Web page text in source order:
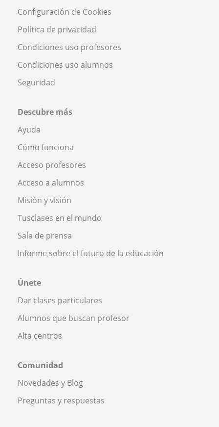
Configuración de Cookies
Política de privacidad
Condiciones uso profesores
Condiciones uso alumnos
Seguridad
Descubre más
Ayuda
Cómo funciona
Acceso profesores
Acceso a alumnos
Misión y visión
Tusclases en el mundo
Sala de prensa
Informe sobre el futuro de la educación
Únete
Dar clases particulares
Alumnos que buscan profesor
Alta centros
Comunidad
Novedades y Blog
Preguntas y respuestas